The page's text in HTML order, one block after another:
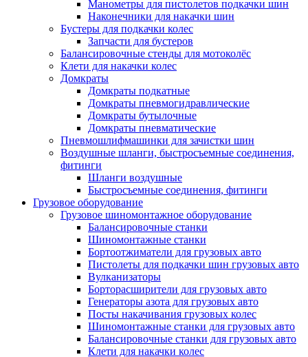
Манометры для пистолетов подкачки шин
Наконечники для накачки шин
Бустеры для подкачки колес
Запчасти для бустеров
Балансировочные стенды для мотоколёс
Клети для накачки колес
Домкраты
Домкраты подкатные
Домкраты пневмогидравлические
Домкраты бутылочные
Домкраты пневматические
Пневмошлифмашинки для зачистки шин
Воздушные шланги, быстросъемные соединения,
фитинги
Шланги воздушные
Быстросъемные соединения, фитинги
Грузовое оборудование
Грузовое шиномонтажное оборудование
Балансировочные станки
Шиномонтажные станки
Бортоотжиматели для грузовых авто
Пистолеты для подкачки шин грузовых авто
Вулканизаторы
Борторасширители для грузовых авто
Генераторы азота для грузовых авто
Посты накачивания грузовых колес
Шиномонтажные станки для грузовых авто
Балансировочные станки для грузовых авто
Клети для накачки колес